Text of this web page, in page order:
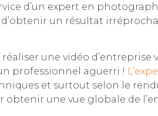
d’un expert en
un résultat
réaliser une vidéo d’entreprise
professionnel aguerri !
et surtout selon le
obtenir une vue globale de